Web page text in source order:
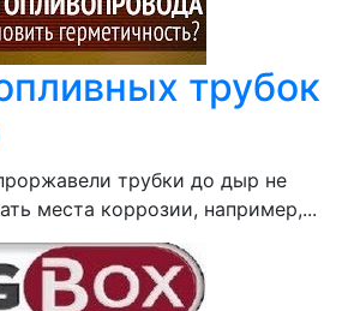
трубок
трубки до дыр не
места коррозии, например,...